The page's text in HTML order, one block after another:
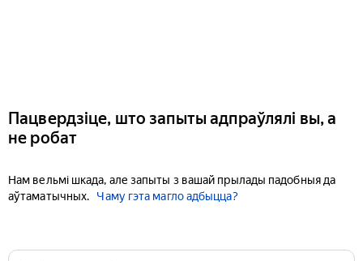
Пацвердзіце, што запыты адпраўлялі вы, а
не робат
Нам вельмі шкада, але запыты з вашай прылады падобныя да
аўтаматычных.
Чаму гэта магло адбыцца?